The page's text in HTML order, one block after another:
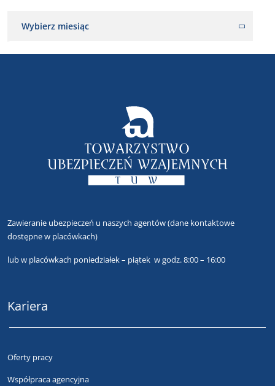
Wybierz miesiąc
Zawieranie ubezpieczeń u naszych agentów(dane kontaktowe
dostępne w placówkach)
lubw placówkach poniedziałek – piątek w godz. 8:00 – 16:00
Kariera
Oferty pracy
Współpraca agencyjna